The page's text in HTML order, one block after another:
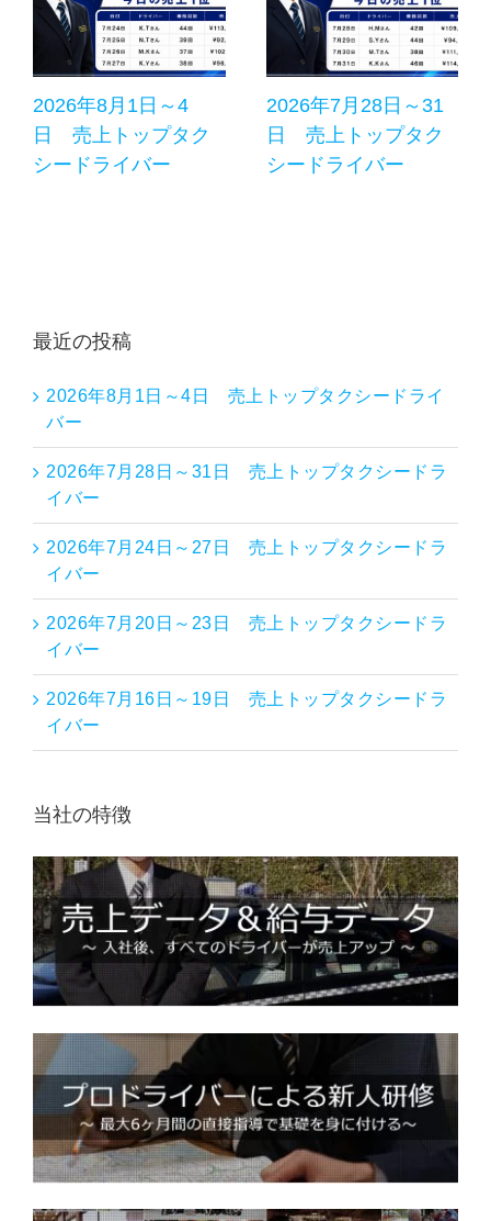
2026年8月1日～4
日 売上トップタク
シードライバー
2026年7月28日～31
日 売上トップタク
シードライバー
最近の投稿
2026年8月1日～4日 売上トップタクシードライ
バー
2026年7月28日～31日 売上トップタクシードラ
イバー
2026年7月24日～27日 売上トップタクシードラ
イバー
2026年7月20日～23日 売上トップタクシードラ
イバー
2026年7月16日～19日 売上トップタクシードラ
イバー
当社の特徴